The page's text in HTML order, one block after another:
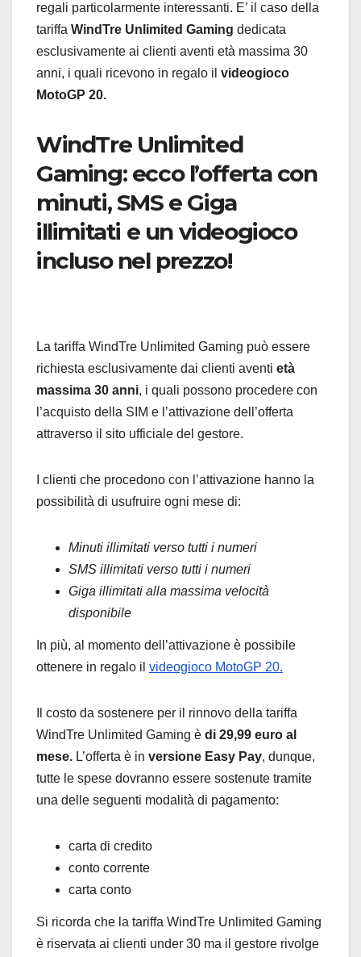
regali particolarmente interessanti. E’ il caso della
tariffa WindTre Unlimited Gaming dedicata
esclusivamente ai clienti aventi età massima 30
anni, i quali ricevono in regalo il videogioco
MotoGP 20.
WindTre Unlimited
Gaming: ecco l’offerta con
minuti, SMS e Giga
illimitati e un videogioco
incluso nel prezzo!
La tariffa WindTre Unlimited Gaming può essere
richiesta esclusivamente dai clienti aventi età
massima 30 anni, i quali possono procedere con
l’acquisto della SIM e l’attivazione dell’offerta
attraverso il sito ufficiale del gestore.
I clienti che procedono con l’attivazione hanno la
possibilità di usufruire ogni mese di:
Minuti illimitati verso tutti i numeri
SMS illimitati verso tutti i numeri
Giga illimitati alla massima velocità
disponibile
In più, al momento dell’attivazione è possibile
ottenere in regalo il videogioco MotoGP 20.
Il costo da sostenere per il rinnovo della tariffa
WindTre Unlimited Gaming è di 29,99 euro al
mese. L’offerta è in versione Easy Pay, dunque,
tutte le spese dovranno essere sostenute tramite
una delle seguenti modalità di pagamento:
carta di credito
conto corrente
carta conto
Si ricorda che la tariffa WindTre Unlimited Gaming
è riservata ai clienti under 30 ma il gestore rivolge